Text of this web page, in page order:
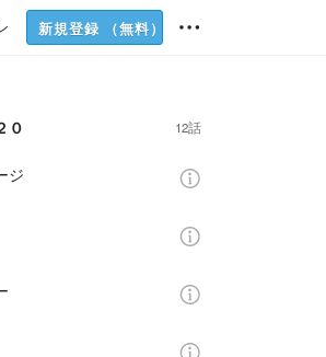
新規登録 （無料）
０ 12話
ジ